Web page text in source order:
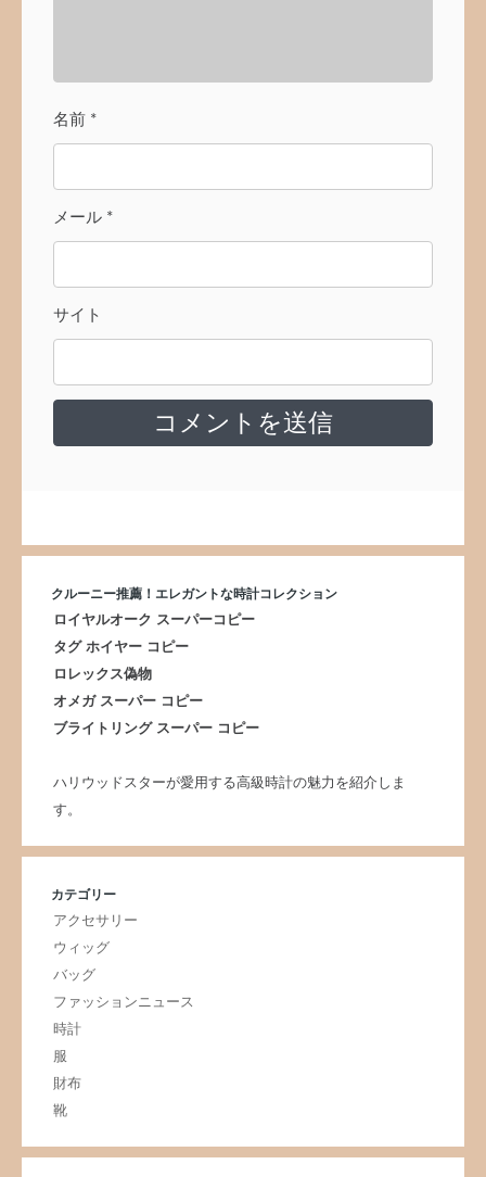
名前 *
メール *
サイト
クルーニー推薦！エレガントな時計コレクション
ロイヤルオーク スーパーコピー
タグ ホイヤー コピー
ロレックス偽物
オメガ スーパー コピー
ブライトリング スーパー コピー
ハリウッドスターが愛用する高級時計の魅力を紹介しま
す。
カテゴリー
アクセサリー
ウィッグ
バッグ
ファッションニュース
時計
服
財布
靴